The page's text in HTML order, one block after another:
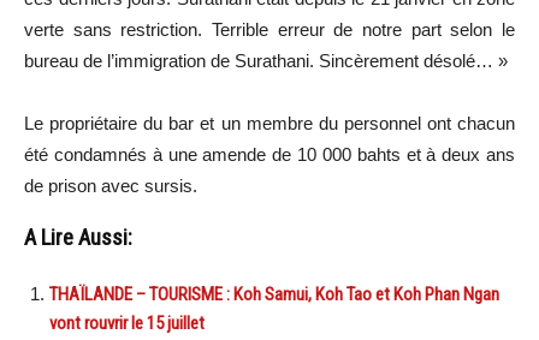
verte sans restriction. Terrible erreur de notre part selon le
bureau de l’immigration de Surathani. Sincèrement désolé… »
Le propriétaire du bar et un membre du personnel ont chacun
été condamnés à une amende de 10 000 bahts et à deux ans
de prison avec sursis.
A Lire Aussi:
THAÏLANDE – TOURISME : Koh Samui, Koh Tao et Koh Phan Ngan
vont rouvrir le 15 juillet